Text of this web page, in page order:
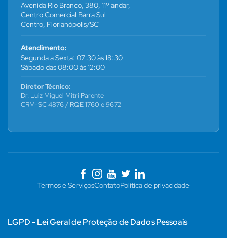
Avenida Rio Branco, 380, 11º andar,
Centro Comercial Barra Sul
Centro, Florianópolis/SC
Atendimento:
Segunda a Sexta: 07:30 às 18:30
Sábado das 08:00 às 12:00
Diretor Técnico:
Dr. Luiz Miguel Mitri Parente
CRM-SC 4876 / RQE 1760 e 9672
Termos e ServiçosContatoPolítica de privacidade
LGPD - Lei Geral de Proteção de Dados Pessoais